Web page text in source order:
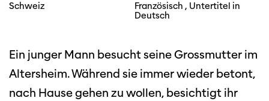
Schweiz
Französisch , Untertitel in
Deutsch
Ein junger Mann besucht seine Grossmutter im
Altersheim. Während sie immer wieder betont,
nach Hause gehen zu wollen, besichtigt ihr